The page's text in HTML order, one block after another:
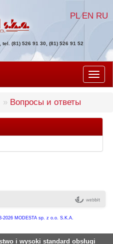
PL EN RU
(81) 526 91 30, (81) 526 91 52
Вопросы и ответы
2026 MODESTA sp. z o.o. S.K.A.
i wysoki standard obsługi